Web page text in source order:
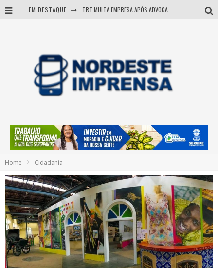
EM DESTAQUE TRT MULTA EMPRESA APÓS ADVOGADA USAR IA E INVENTAR PRECEDENTES JUDICIAIS
Mulher morre durante operação contra grupo investigado por roubo de cargas e tráfico de drogas em Sergipe
Home Cidadania